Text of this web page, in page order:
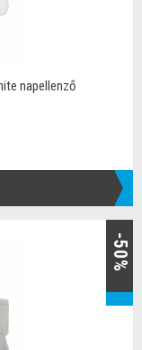
napellenző
-50%